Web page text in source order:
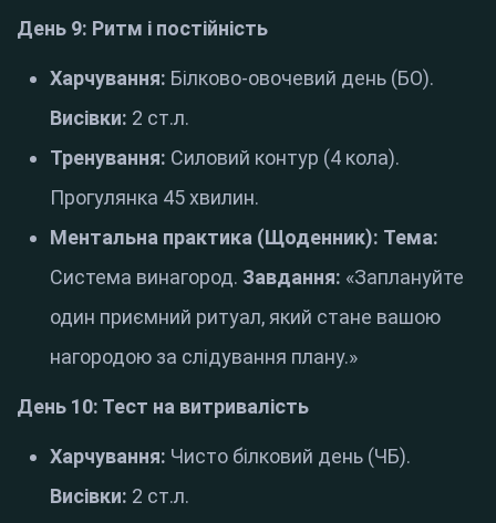
День 9: Ритм і постійність
Харчування: Білково-овочевий день (БО).
Висівки: 2 ст.л.
Тренування: Силовий контур (4 кола).
Прогулянка 45 хвилин.
Ментальна практика (Щоденник): Тема:
Система винагород. Завдання: «Заплануйте
один приємний ритуал, який стане вашою
нагородою за слідування плану.»
День 10: Тест на витривалість
Харчування: Чисто білковий день (ЧБ).
Висівки: 2 ст.л.